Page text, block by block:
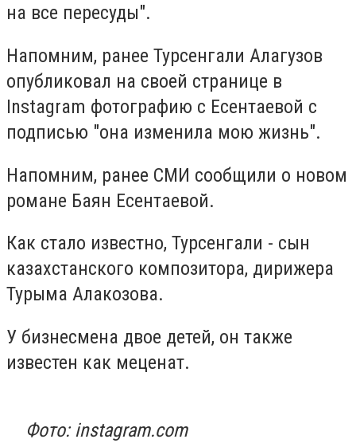
на все пересуды".
Напомним, ранее Турсенгали Алагузов
опубликовал на своей странице в
Instagram фотографию с Есентаевой с
подписью "она изменила мою жизнь".
Напомним, ранее СМИ сообщили о новом
романе Баян Есентаевой.
Как стало известно, Турсенгали - сын
казахстанского композитора, дирижера
Турыма Алакозова.
У бизнесмена двое детей, он также
известен как меценат.
Фото: instagram.com